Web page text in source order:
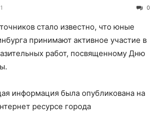
0
стало известно, что юные
принимают активное участие в
работ, посвященному Дню
информация была опубликована на
ресурсе города